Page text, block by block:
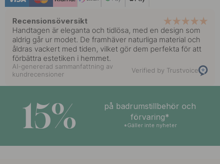
Recensionsöversikt
Handtagen är eleganta och tidlösa, med en design som
aldrig går ur modet. De framhäver naturliga material och
åldras vackert med tiden, vilket gör dem perfekta för att
förbättra estetiken i hemmet.
AI-genererad sammanfattning av
kundrecensioner
Verified by Trustvoice
15%
på badrumstillbehör och
förvaring*
*Gäller inte nyheter